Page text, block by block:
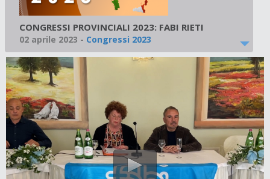
CONGRESSI PROVINCIALI 2023: FABI RIETI
02 aprile 2023 - Congressi 2023